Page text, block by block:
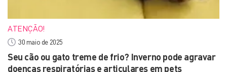
ATENÇÃO!
30 maio de 2025
Seu cão ou gato treme de frio? Inverno pode agravar
doenças respiratórias e articulares em pets